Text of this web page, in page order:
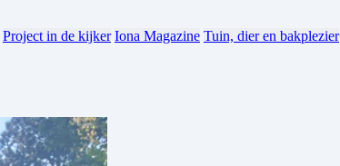
Project in de kijker Iona Magazine Tuin, dier en bakplezier